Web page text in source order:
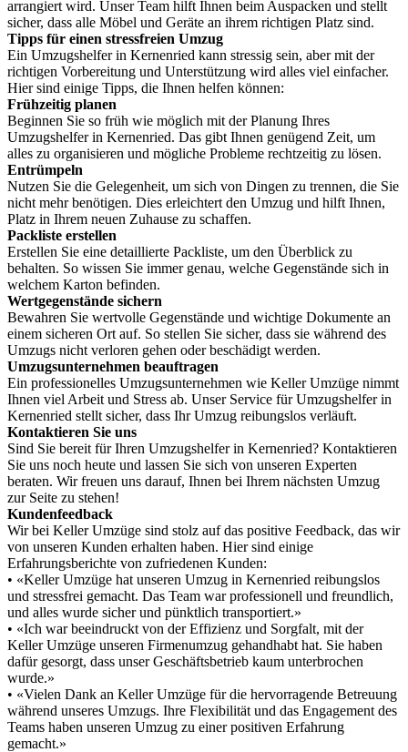
arrangiert wird. Unser Team hilft Ihnen beim Auspacken und stellt
sicher, dass alle Möbel und Geräte an ihrem richtigen Platz sind.
Tipps für einen stressfreien Umzug
Ein Umzugshelfer in Kernenried kann stressig sein, aber mit der
richtigen Vorbereitung und Unterstützung wird alles viel einfacher.
Hier sind einige Tipps, die Ihnen helfen können:
Frühzeitig planen
Beginnen Sie so früh wie möglich mit der Planung Ihres
Umzugshelfer in Kernenried. Das gibt Ihnen genügend Zeit, um
alles zu organisieren und mögliche Probleme rechtzeitig zu lösen.
Entrümpeln
Nutzen Sie die Gelegenheit, um sich von Dingen zu trennen, die Sie
nicht mehr benötigen. Dies erleichtert den Umzug und hilft Ihnen,
Platz in Ihrem neuen Zuhause zu schaffen.
Packliste erstellen
Erstellen Sie eine detaillierte Packliste, um den Überblick zu
behalten. So wissen Sie immer genau, welche Gegenstände sich in
welchem Karton befinden.
Wertgegenstände sichern
Bewahren Sie wertvolle Gegenstände und wichtige Dokumente an
einem sicheren Ort auf. So stellen Sie sicher, dass sie während des
Umzugs nicht verloren gehen oder beschädigt werden.
Umzugsunternehmen beauftragen
Ein professionelles Umzugsunternehmen wie Keller Umzüge nimmt
Ihnen viel Arbeit und Stress ab. Unser Service für Umzugshelfer in
Kernenried stellt sicher, dass Ihr Umzug reibungslos verläuft.
Kontaktieren Sie uns
Sind Sie bereit für Ihren Umzugshelfer in Kernenried? Kontaktieren
Sie uns noch heute und lassen Sie sich von unseren Experten
beraten. Wir freuen uns darauf, Ihnen bei Ihrem nächsten Umzug
zur Seite zu stehen!
Kundenfeedback
Wir bei Keller Umzüge sind stolz auf das positive Feedback, das wir
von unseren Kunden erhalten haben. Hier sind einige
Erfahrungsberichte von zufriedenen Kunden:
• «Keller Umzüge hat unseren Umzug in Kernenried reibungslos
und stressfrei gemacht. Das Team war professionell und freundlich,
und alles wurde sicher und pünktlich transportiert.»
• «Ich war beeindruckt von der Effizienz und Sorgfalt, mit der
Keller Umzüge unseren Firmenumzug gehandhabt hat. Sie haben
dafür gesorgt, dass unser Geschäftsbetrieb kaum unterbrochen
wurde.»
• «Vielen Dank an Keller Umzüge für die hervorragende Betreuung
während unseres Umzugs. Ihre Flexibilität und das Engagement des
Teams haben unseren Umzug zu einer positiven Erfahrung
gemacht.»